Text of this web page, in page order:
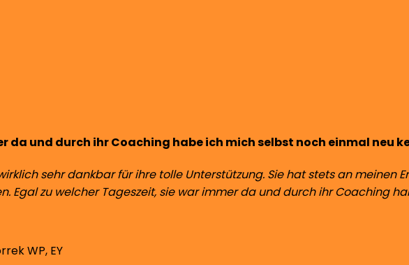
da und durch ihr Coaching habe ich mich selbst noch einmal neu
sehr dankbar für ihre tolle Unterstützung. Sie hat stets an
Egal zu welcher Tageszeit, sie war immer da und durch ihr Coaching
WP, EY